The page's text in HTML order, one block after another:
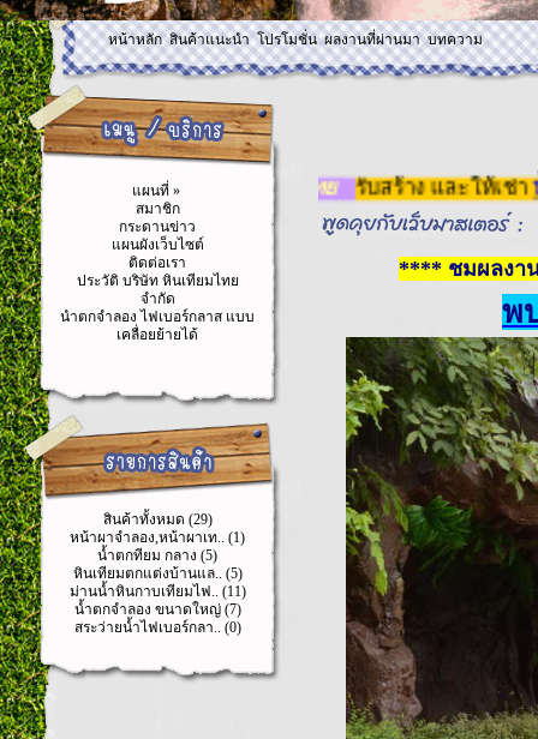
หน้าหลัก สินค้าแนะนำ โปรโมชั่น ผลงานที่ผ่านมา บทความ
แผนที่ »
สมาชิก
กระดานข่าว
แผนผังเว็บไซต์
ติดต่อเรา
ประวัติ บริษัท หินเทียมไทย
จำกัด
นำตกจำลอง ไฟเบอร์กลาส แบบ
เคลื่อยย้ายได้
สินค้าทั้งหมด (29)
หน้าผาจำลอง,หน้าผาเท.. (1)
น้ำตกทียม กลาง (5)
หินเทียมตกแต่งบ้านแล.. (5)
ม่านน้ำหินกาบเทียมไฟ.. (11)
น้ำตกจำลอง ขนาดใหญ่ (7)
สระว่ายน้ำไฟเบอร์กลา.. (0)
าสู่- หินเทียมไทย รับสร้าง และ ให้เช่าน้ำตกจำลอง,น้ำ
**** ชมผลงา
พ